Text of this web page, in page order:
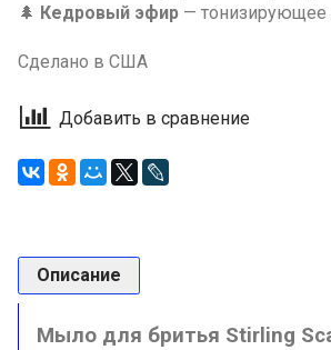
🌲 Кедровый эфир — тонизирующее
Сделано в США
Добавить в сравнение
Описание
Мыло для бритья Stirling